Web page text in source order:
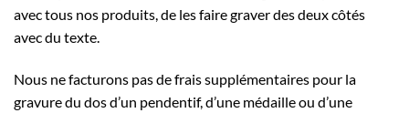
avec tous nos produits, de les faire graver des deux côtés
avec du texte.
Nous ne facturons pas de frais supplémentaires pour la
gravure du dos d’un pendentif, d’une médaille ou d’une